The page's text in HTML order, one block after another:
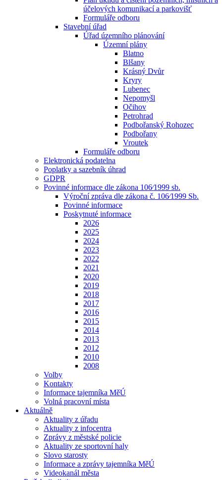
účelových komunikací a parkovišť
Formuláře odboru
Stavební úřad
Úřad územního plánování
Územní plány
Blatno
Blšany
Krásný Dvůr
Kryry
Lubenec
Nepomyšl
Očihov
Petrohrad
Podbořanský Rohozec
Podbořany
Vroutek
Formuláře odboru
Elektronická podatelna
Poplatky a sazebník úhrad
GDPR
Povinné informace dle zákona 106⁄1999 sb.
Výroční zpráva dle zákona č. 106⁄1999 Sb.
Povinné informace
Poskytnuté informace
2026
2025
2024
2023
2022
2021
2020
2019
2018
2017
2016
2015
2014
2013
2012
2010
2008
Volby
Kontakty
Informace tajemníka MěÚ
Volná pracovní místa
Aktuálně
Aktuality z úřadu
Aktuality z infocentra
Zprávy z městské policie
Aktuality ze sportovní haly
Slovo starosty
Informace a zprávy tajemníka MěÚ
Videokanál města